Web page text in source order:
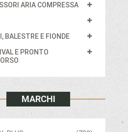
ARIA COMPRESSA
BALESTRE E FIONDE
E PRONTO
MARCHI